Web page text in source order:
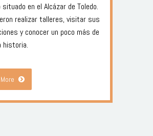
en el Alcázar de Toledo.
realizar talleres, visitar sus
y conocer un poco más de
historia.